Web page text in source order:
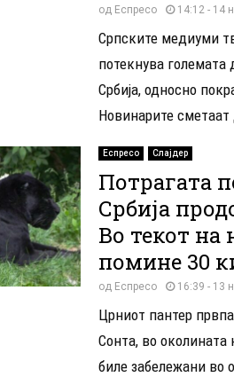
од Еспресо 14:12 - 14
Српските медиуми
потекнува големата
Србија, односно
Новинарите
Еспресо Слајдер
Потрагата
Србија
Во текот
помине 30
од Еспресо 16:39 - 13
Црниот пантер
Сонта, во околината
биле забележани во